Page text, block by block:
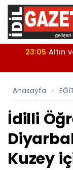
23:05 Altın
Anasayfa
İdilli
Kuzey